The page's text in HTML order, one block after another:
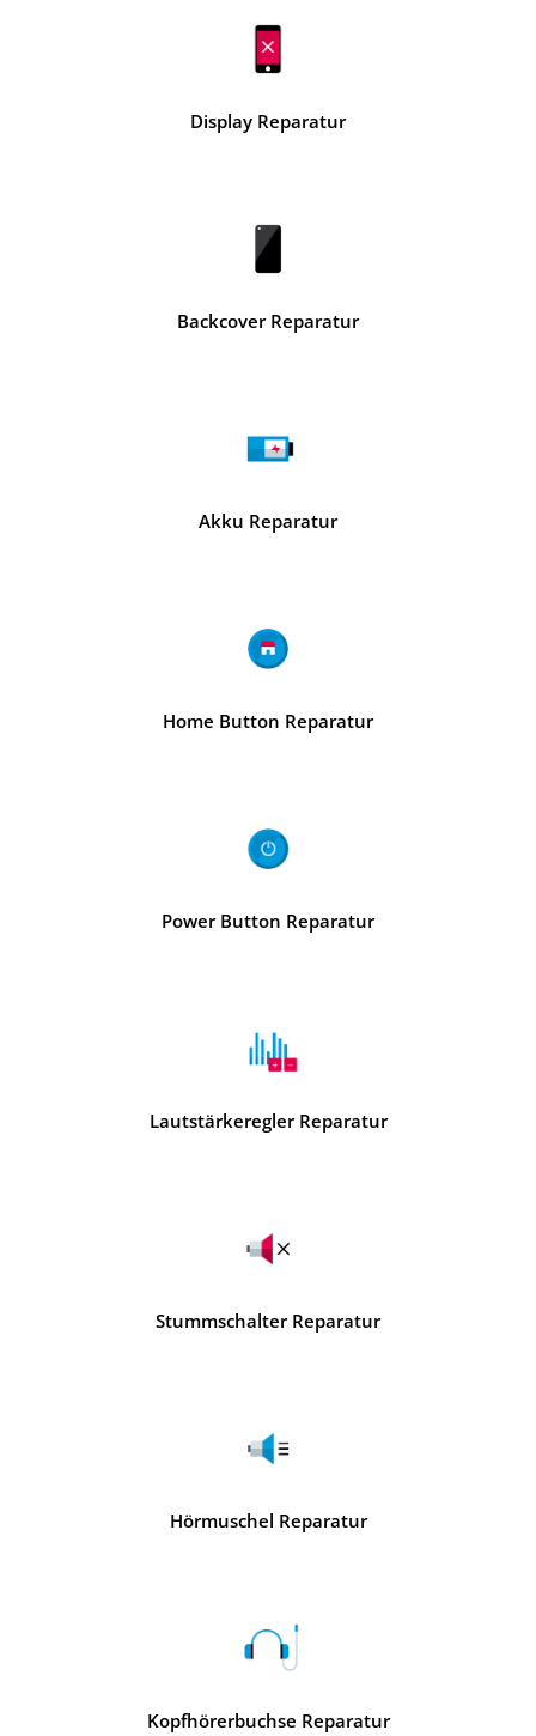
Display Reparatur
Backcover Reparatur
Akku Reparatur
Home Button Reparatur
Power Button Reparatur
Lautstärkeregler Reparatur
Stummschalter Reparatur
Hörmuschel Reparatur
Kopfhörerbuchse Reparatur